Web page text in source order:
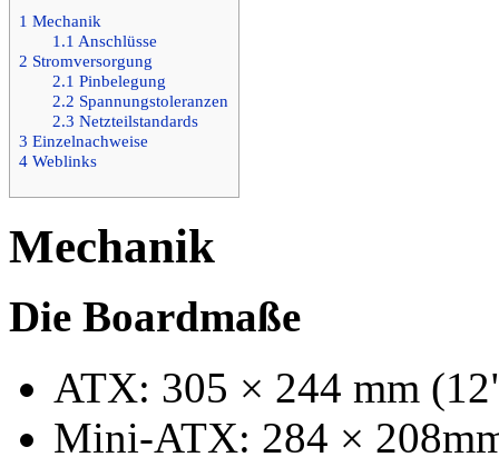
1 Mechanik
1.1 Anschlüsse
2 Stromversorgung
2.1 Pinbelegung
2.2 Spannungstoleranzen
2.3 Netzteilstandards
3 Einzelnachweise
4 Weblinks
Mechanik
Die Boardmaße
ATX: 305 × 244 mm
Mini-ATX: 284 ×